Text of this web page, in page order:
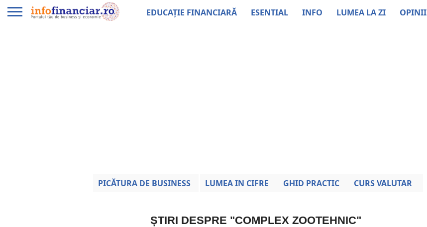
EDUCAȚIE FINANCIARĂ ESENTIAL INFO LUMEA LA ZI OPINII
PICĂTURA DE BUSINESS LUMEA IN CIFRE GHID PRACTIC CURS VALUTAR
ȘTIRI DESPRE "COMPLEX ZOOTEHNIC"